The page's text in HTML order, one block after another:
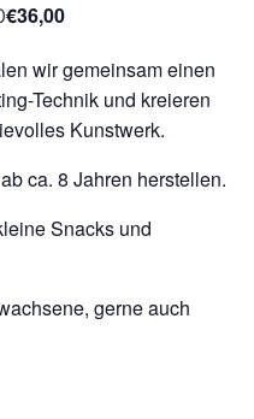
€36,00
wir gemeinsam einen
Technik und kreieren
Kunstwerk.
ca. 8 Jahren herstellen.
Snacks und
gerne auch